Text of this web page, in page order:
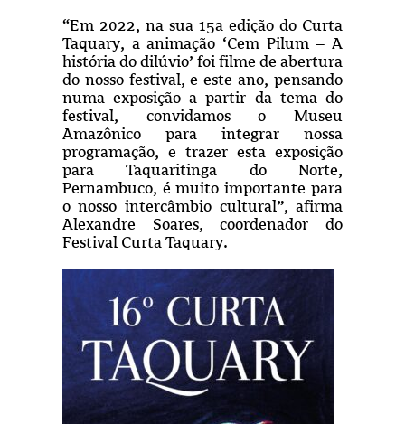
“Em 2022, na sua 15a edição do Curta
Taquary, a animação ‘Cem Pilum – A
história do dilúvio’ foi filme de abertura
do nosso festival, e este ano, pensando
numa exposição a partir da tema do
festival, convidamos o Museu
Amazônico para integrar nossa
programação, e trazer esta exposição
para Taquaritinga do Norte,
Pernambuco, é muito importante para
o nosso intercâmbio cultural”, afirma
Alexandre Soares, coordenador do
Festival Curta Taquary.